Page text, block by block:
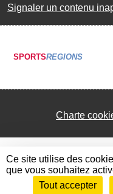
Signaler un contenu
SPORTSREGIONS
Charte
Envie de participer ?
Ce site utilise des
que vous souhaitez
Tout accepter